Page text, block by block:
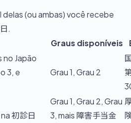
(ou ambas) você recebe
.
Graus disponíveis
Japão
3, e
Grau 1, Grau 2
初診日
Grau 1, Grau 2, Grau
3, mais 障害手当金